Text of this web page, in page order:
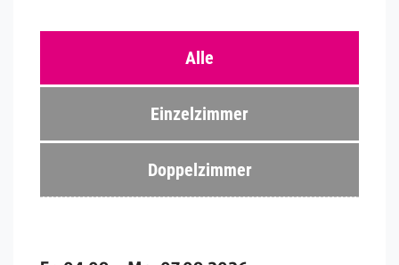
Alle
Einzelzimmer
Doppelzimmer